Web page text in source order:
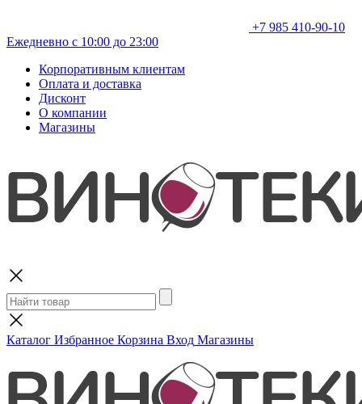
+7 985 410-90-10
Ежедневно с 10:00 до 23:00
Корпоративным клиентам
Оплата и доставка
Дисконт
О компании
Магазины
Каталог Избранное Корзина Вход Магазины